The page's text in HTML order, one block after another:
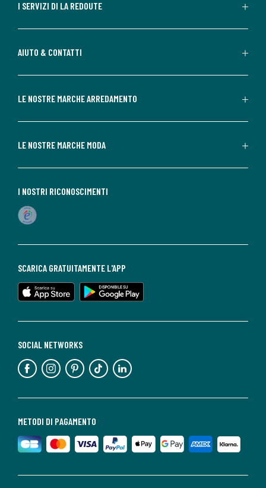
I SERVIZI DI LA REDOUTE
AIUTO & CONTATTI
LE NOSTRE MARCHE ARREDAMENTO
LE NOSTRE MARCHE MODA
METODI DI PAGAMENTO
SOCIAL NETWORKS
SCARICA GRATUITAMENTE L'APP
I NOSTRI RICONOSCIMENTI